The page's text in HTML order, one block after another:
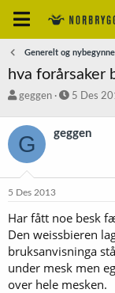
Generelt og
hva forårsaker
T
å
d
s
a
r
e
r
geggen
S
r
a
5 Des
G geggen
5 Des 2013
Har fått noe besk
Den weissbieren
bruksanvisninga
under mesk men
over hele mesken.